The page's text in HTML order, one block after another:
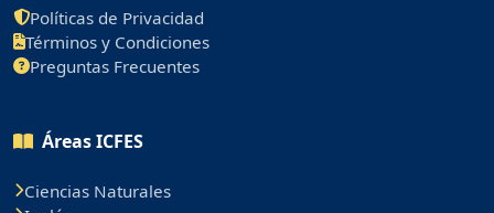
Políticas de Privacidad
Términos y Condiciones
Preguntas Frecuentes
Áreas ICFES
Ciencias Naturales